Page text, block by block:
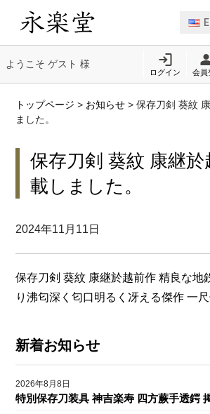
ようこそ ゲスト 様
ログイン 会員
トップページ > お知らせ >保存刀剣 葵紋
ました。
保存刀剣 葵紋 康継於
載しました。
2024年11月11日
保存刀剣 葵紋 康継於越前作 精良な地
り沸匂深く匂口明るく冴える傑作 一
新着お知らせ
2026年8月8日
特別保存刀装具 神吉楽寿 四方蕨手透鍔